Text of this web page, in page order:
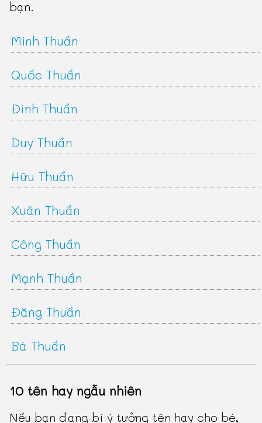
bạn.
Minh Thuần
Quốc Thuần
Đình Thuần
Duy Thuần
Hữu Thuần
Xuân Thuần
Công Thuần
Mạnh Thuần
Đăng Thuần
Bá Thuần
10 tên hay ngẫu nhiên
Nếu bạn đang bí ý tưởng tên hay cho bé,